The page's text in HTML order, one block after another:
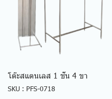
โต๊ะสแตนเลส 1 ช้ัน 4 ขา
SKU : PFS-0718